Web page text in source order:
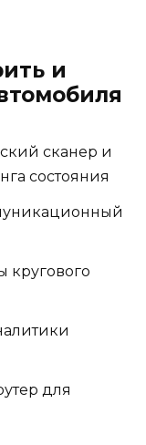
и
сканер и
состояния
кругового
для